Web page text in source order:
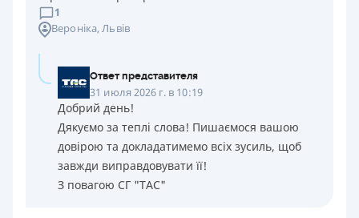
1
Вероніка, Львів
Ответ представителя
31 июля 2026 г. в 10:19
Добрий день!
Дякуємо за теплі слова! Пишаємося вашою
довірою та докладатимемо всіх зусиль, щоб
завжди виправдовувати її!
З повагою СГ "ТАС"